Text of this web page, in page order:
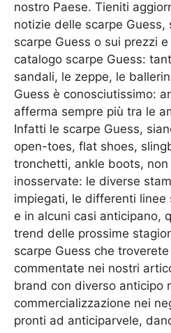
nostro Paese. Tieniti
notizie delle scarpe Guess,
scarpe Guess o sui prezzi
catalogo scarpe Guess:
sandali, le zeppe, le
Guess è conosciutissimo:
afferma sempre più tra le
Infatti le scarpe Guess,
open-toes, flat shoes,
tronchetti, ankle boots,
inosservate: le diverse
impiegati, le differenti linee
e in alcuni casi anticipano,
trend delle prossime
scarpe Guess che
commentate nei nostri
brand con diverso anticipo
commercializzazione nei
pronti ad anticiparvele,